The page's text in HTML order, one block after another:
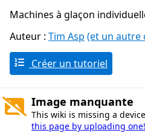
Machines à glaçon
Auteur : Tim Asp (et un
Créer un tutoriel
Image manquante
This wiki is missing a
this page by uploading one!